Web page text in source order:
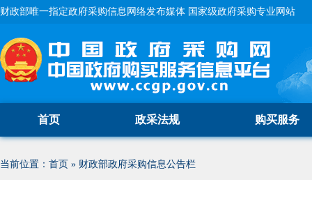
财政部唯一指定政府采购信息网络发布媒体 国家级政府采购专业网站
首页 政采法规 购买服务
当前位置： 首页 » 财政部政府采购信息公告栏